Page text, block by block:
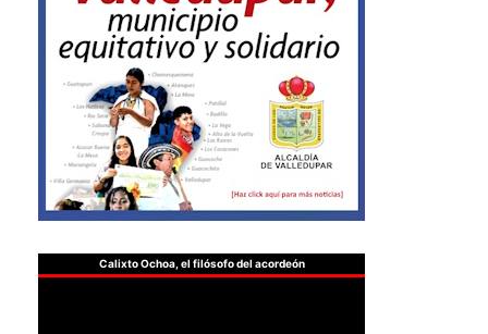
Calixto Ochoa, el filósofo del acordeón